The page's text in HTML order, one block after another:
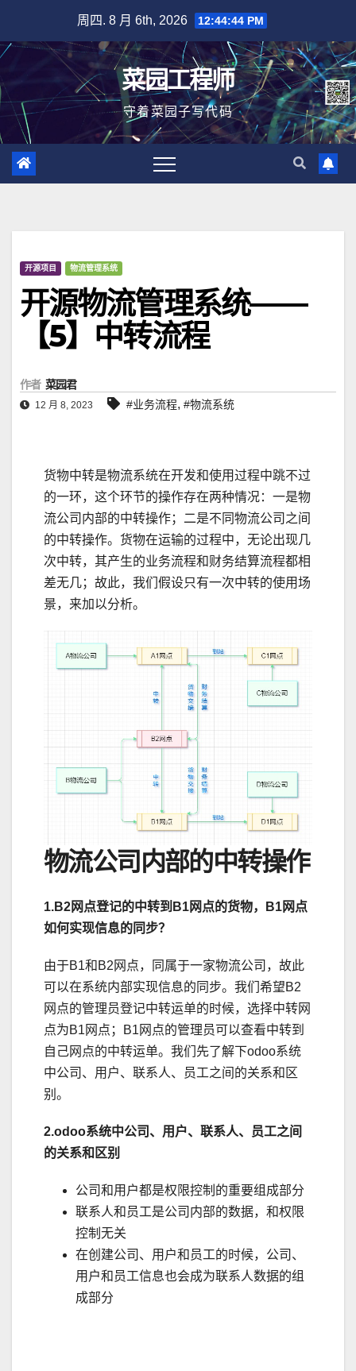
内
容
周四. 8 月 6th, 2026 12:44:45 PM
菜园工程师
守着菜园子写代码
开源项目 物流管理系统
开源物流管理系统——
【5】中转流程
作者 菜园君
12 月 8, 2023 #业务流程, #物流系统
货物中转是物流系统在开发和使用过程中跳不过
的一环，这个环节的操作存在两种情况：一是物
流公司内部的中转操作；二是不同物流公司之间
的中转操作。货物在运输的过程中，无论出现几
次中转，其产生的业务流程和财务结算流程都相
差无几；故此，我们假设只有一次中转的使用场
景，来加以分析。
物流公司内部的中转操作
1.B2网点登记的中转到B1网点的货物，B1网点
如何实现信息的同步？
由于B1和B2网点，同属于一家物流公司，故此
可以在系统内部实现信息的同步。我们希望B2
网点的管理员登记中转运单的时候，选择中转网
点为B1网点；B1网点的管理员可以查看中转到
自己网点的中转运单。我们先了解下odoo系统
中公司、用户、联系人、员工之间的关系和区
别。
2.odoo系统中公司、用户、联系人、员工之间
的关系和区别
公司和用户都是权限控制的重要组成部分
联系人和员工是公司内部的数据，和权限
控制无关
在创建公司、用户和员工的时候，公司、
用户和员工信息也会成为联系人数据的组
成部分